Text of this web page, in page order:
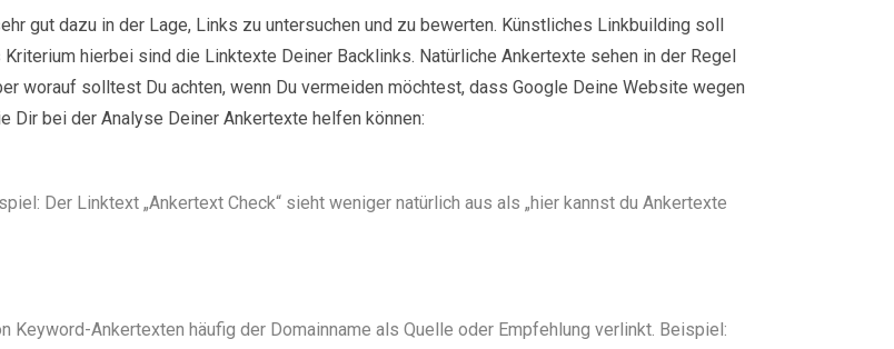
gut dazu in der Lage, Links zu untersuchen und zu bewerten. Künstliches Linkbuilding soll
hierbei sind die Linktexte Deiner Backlinks. Natürliche Ankertexte sehen in der Regel
worauf solltest Du achten, wenn Du vermeiden möchtest, dass Google Deine Website wegen
Dir bei der Analyse Deiner Ankertexte helfen können:
Der Linktext „Ankertext Check“ sieht weniger natürlich aus als „hier kannst du Ankertexte
Keyword-Ankertexten häufig der Domainname als Quelle oder Empfehlung verlinkt. Beispiel: